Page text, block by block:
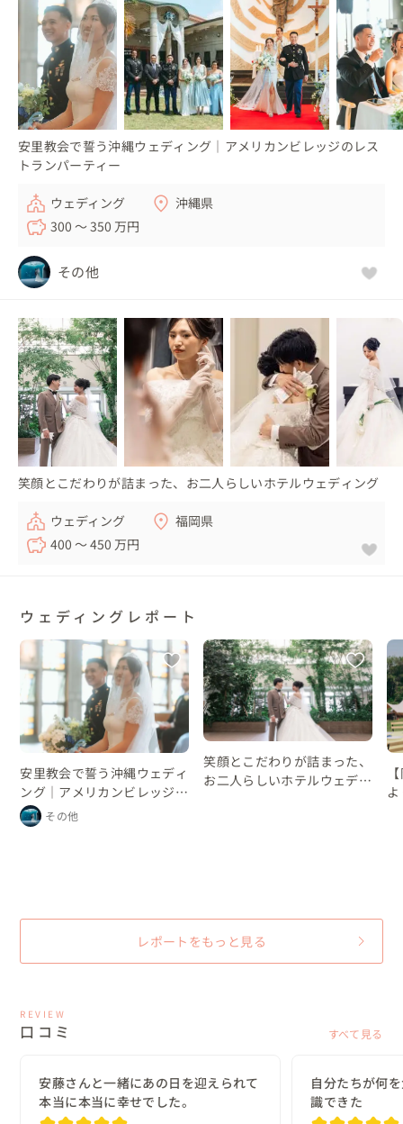
安里教会で誓う沖縄ウェディング｜アメリカンビレッジのレス
トランパーティー
ウェディング
沖縄県
300 〜 350 万円
その他
笑顔とこだわりが詰まった、お二人らしいホテルウェディング
ウェディング
福岡県
400 〜 450 万円
ウェディングレポート
安里教会で誓う沖縄ウェディ
ング｜アメリカンビレッジの
レストランパーティー
その他
笑顔とこだわりが詰まった、
お二人らしいホテルウェディ
レポートをもっと見る
REVIEW
口コミ すべて見る
安藤さんと一緒にあの日を迎えられて
本当に本当に幸せでした。
自分たちが何
識できた